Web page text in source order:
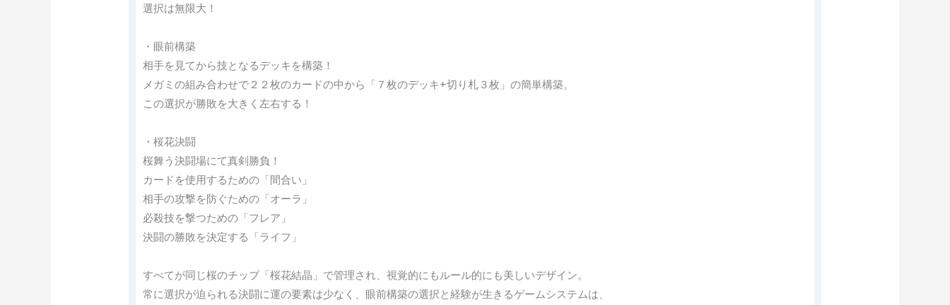
選択は無限大！
・眼前構築
相手を見てから技となるデッキを構築！
メガミの組み合わせで２２枚のカードの中から「７枚のデッキ+切り札３枚」の簡単構築。
この選択が勝敗を大きく左右する！
・桜花決闘
桜舞う決闘場にて真剣勝負！
カードを使用するための「間合い」
相手の攻撃を防ぐための「オーラ」
必殺技を撃つための「フレア」
決闘の勝敗を決定する「ライフ」
すべてが同じ桜のチップ「桜花結晶」で管理され、視覚的にもルール的にも美しいデザイン。
常に選択が迫られる決闘に運の要素は少なく、眼前構築の選択と経験が生きるゲームシステムは、